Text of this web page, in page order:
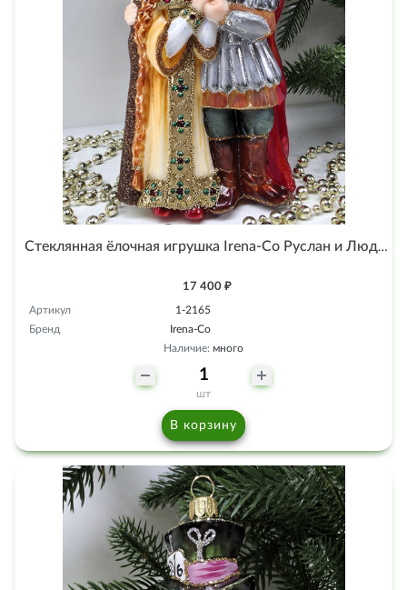
Стеклянная ёлочная игрушка Irena-Co Руслан и Людмила
17 400 ₽
Артикул
1-2165
Бренд
Irena-Co
Наличие: много
шт
В корзину